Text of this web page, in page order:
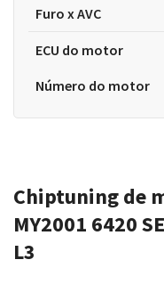
Furo x AVC
ECU do motor
Número do motor
Chiptuning de
MY2001 6420
L3